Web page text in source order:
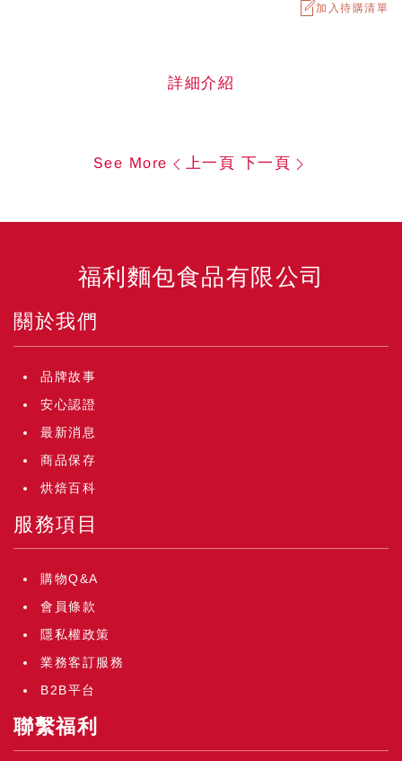
加入待購清單
詳細介紹
See More 上一頁 下一頁
福利麵包食品有限公司
關於我們
品牌故事
安心認證
最新消息
商品保存
烘焙百科
服務項目
購物Q&A
會員條款
隱私權政策
業務客訂服務
B2B平台
聯繫福利